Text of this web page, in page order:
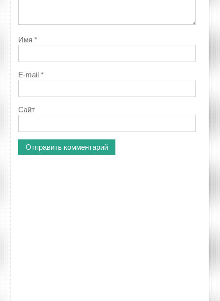
Имя*
E-mail*
Сайт